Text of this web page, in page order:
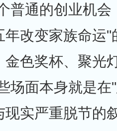
普通的创业机会
年改变家族命运"
金色奖杯、聚光
面本身就是在
现实严重脱节的